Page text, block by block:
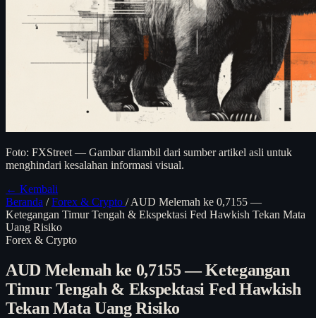
Foto: FXStreet — Gambar diambil dari sumber artikel asli untuk
menghindari kesalahan informasi visual.
← Kembali
Beranda / Forex & Crypto / AUD Melemah ke 0,7155 —
Ketegangan Timur Tengah & Ekspektasi Fed Hawkish Tekan Mata
Uang Risiko
Forex & Crypto
AUD Melemah ke 0,7155 — Ketegangan
Timur Tengah & Ekspektasi Fed Hawkish
Tekan Mata Uang Risiko